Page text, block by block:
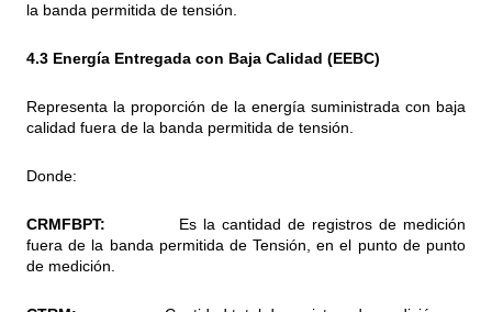
la banda permitida de tensión.
4.3 Energía Entregada con Baja Calidad (EEBC)
Representa la proporción de la energía suministrada con baja
calidad fuera de la banda permitida de tensión.
Donde:
CRMFBPT: Es la cantidad de registros de medición
fuera de la banda permitida de Tensión, en el punto de punto
de medición.